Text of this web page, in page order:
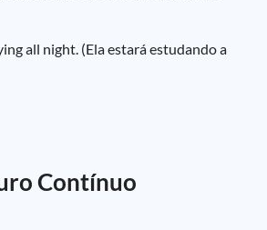
all night. (Ela estará estudando a
Contínuo